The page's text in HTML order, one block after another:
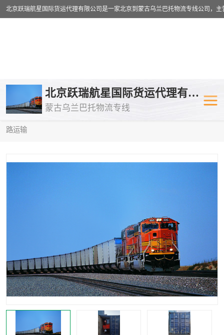
北京跃瑞航星国际货运代理有限公司
蒙古乌兰巴托物流专线
路运输
乌兰巴托物流专线 乌兰巴托铁
乌兰巴托公路运输
中欧班列
蒙古乌兰巴托双清包税 蒙古乌兰巴